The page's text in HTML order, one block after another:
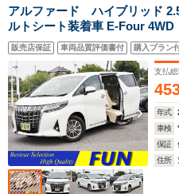
アルファード ハイブリッド
ルトシート装着車 E-Four
OP・JBL メーカーナビ&パノ
&BSM&PKSB&IPA2 セーフ
クセンファブリックシート
販売店保証 車両品質評価書付 購入プラン
支払
年式
車検
保証
住所